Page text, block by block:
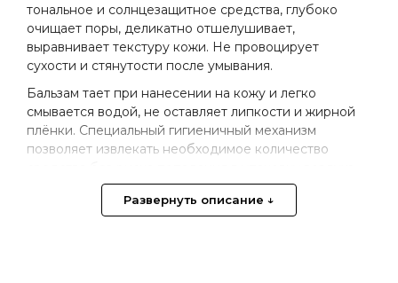
тональное и солнцезащитное средства, глубоко
очищает поры, деликатно отшелушивает,
выравнивает текстуру кожи. Не провоцирует
сухости и стянутости после умывания.
Бальзам тает при нанесении на кожу и легко
смывается водой, не оставляет липкости и жирной
плёнки. Специальный гигиеничный механизм
позволяет извлекать необходимое количество
Основные действующие компоненты:
Развернуть описание ↓